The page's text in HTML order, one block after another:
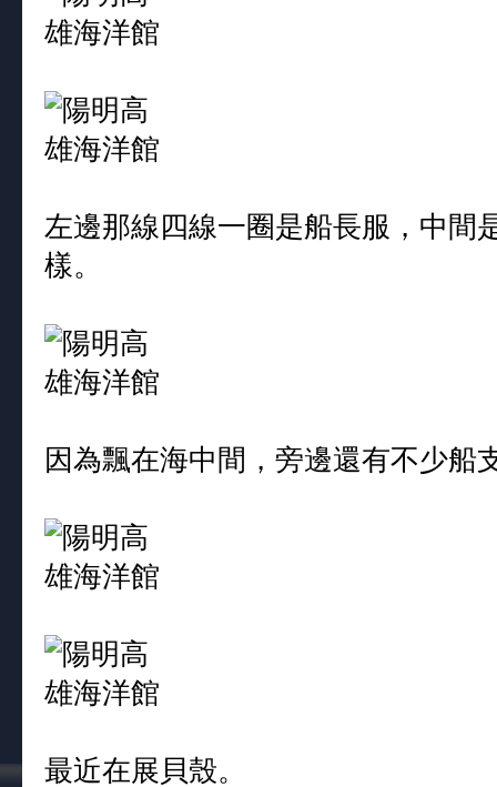
左邊那線四線一圈是船長服，中間
樣。
因為飄在海中間，旁邊還有不少船
最近在展貝殼。